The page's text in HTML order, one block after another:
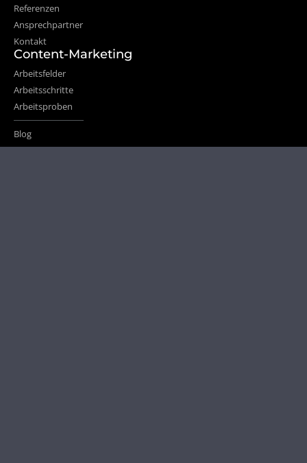
Referenzen
Ansprechpartner
Kontakt
Content-Marketing
Arbeitsfelder
Arbeitsschritte
Arbeitsproben
Blog